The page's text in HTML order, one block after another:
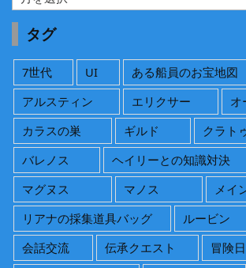
ー
カ
イ
ブ
タグ
7世代 UI ある船員のお宝地図
アルスティン
エリクサー
オ
カラスの巣
ギルド
クラト
バレノス
ヘイリーとの知識対決
マグヌス
マノス
メイ
リアナの採集道具バッグ
ルービン
会話交流
伝承クエスト 冒険